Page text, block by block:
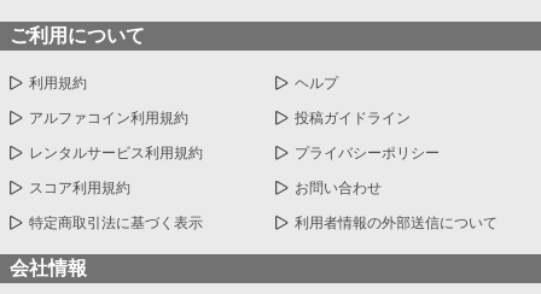
ご利用について
利用規約 ヘルプ
アルファコイン利用規約 投稿ガイドライン
レンタルサービス利用規約 プライバシーポリシー
スコア利用規約 お問い合わせ
特定商取引法に基づく表示 利用者情報の外部送信について
会社情報